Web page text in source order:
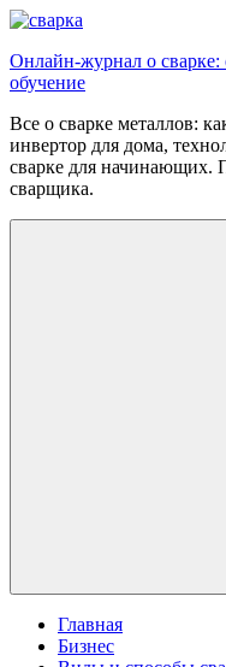
Перейти
содержимому
Онлайн-журнал о сварке:
обучение
Все о сварке металлов:
инвертор для дома,
сварке для начинающих.
сварщика.
Главная
Бизнес